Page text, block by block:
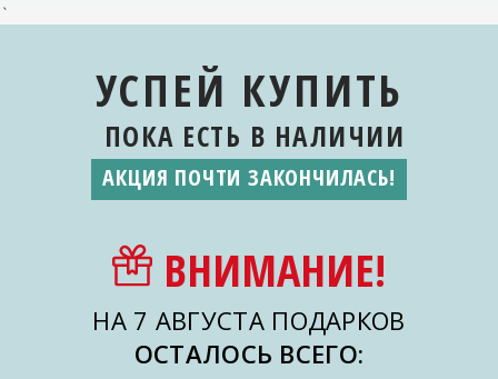
`
УСПЕЙ КУПИТЬ
ПОКА ЕСТЬ В НАЛИЧИИ
АКЦИЯ ПОЧТИ ЗАКОНЧИЛАСЬ!
ВНИМАНИЕ!
НА 7 АВГУСТА ПОДАРКОВ
ОСТАЛОСЬ ВСЕГО: